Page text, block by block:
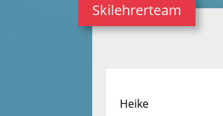
Skilehrerteam
Heike